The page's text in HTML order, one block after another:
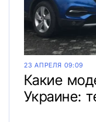
23 АПРЕЛЯ 09:09
Какие
Украине: